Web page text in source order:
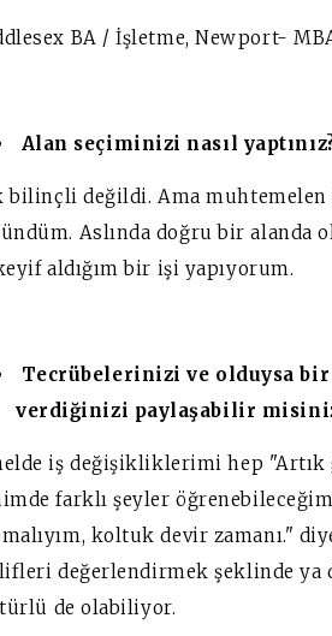
BA / İşletme,Newport-
Alan seçiminizi nasıl
bilinçli değildi. Ama
Aslında doğru bir alanda
aldığım bir işi yapıyorum.
Tecrübelerinizi ve olduysa
verdiğinizi paylaşabilir
iş değişikliklerimi hep
farklı şeyler
koltuk devir zamanı."
değerlendirmek şeklinde ya
de olabiliyor.